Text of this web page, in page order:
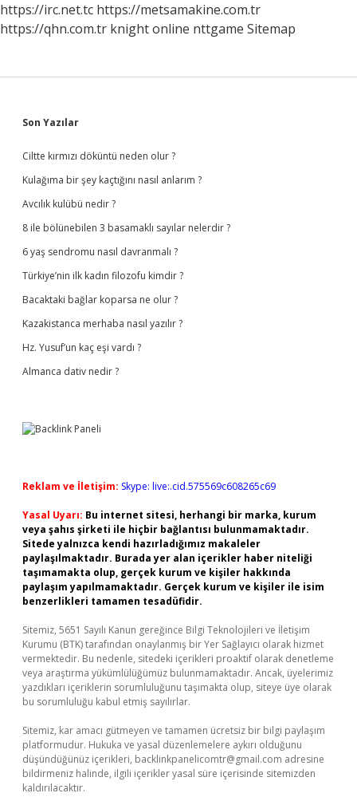
https://irc.net.tc https://metsamakine.com.tr
https://qhn.com.tr knight online nttgame Sitemap
Sidebar
Son Yazılar
Ciltte kırmızı döküntü neden olur ?
Kulağıma bir şey kaçtığını nasıl anlarım ?
Avcılık kulübü nedir ?
8 ile bölünebilen 3 basamaklı sayılar nelerdir ?
6 yaş sendromu nasıl davranmalı ?
Türkiye’nin ilk kadın filozofu kimdir ?
Bacaktaki bağlar koparsa ne olur ?
Kazakistanca merhaba nasıl yazılır ?
Hz. Yusuf’un kaç eşi vardı ?
Almanca dativ nedir ?
Reklam ve İletişim: Skype: live:.cid.575569c608265c69
Yasal Uyarı: Bu internet sitesi, herhangi bir marka, kurum
veya şahıs şirketi ile hiçbir bağlantısı bulunmamaktadır.
Sitede yalnızca kendi hazırladığımız makaleler
paylaşılmaktadır. Burada yer alan içerikler haber niteliği
taşımamakta olup, gerçek kurum ve kişiler hakkında
paylaşım yapılmamaktadır. Gerçek kurum ve kişiler ile isim
benzerlikleri tamamen tesadüfidir.
Sitemiz, 5651 Sayılı Kanun gereğince Bilgi Teknolojileri ve İletişim
Kurumu (BTK) tarafından onaylanmış bir Yer Sağlayıcı olarak hizmet
vermektedir. Bu nedenle, sitedeki içerikleri proaktif olarak denetleme
veya araştırma yükümlülüğümüz bulunmamaktadır. Ancak, üyelerimiz
yazdıkları içeriklerin sorumluluğunu taşımakta olup, siteye üye olarak
bu sorumluluğu kabul etmiş sayılırlar.
Sitemiz, kar amacı gütmeyen ve tamamen ücretsiz bir bilgi paylaşım
platformudur. Hukuka ve yasal düzenlemelere aykırı olduğunu
düşündüğünüz içerikleri, backlinkpanelicomtr@gmail.com adresine
bildirmeniz halinde, ilgili içerikler yasal süre içerisinde sitemizden
kaldırılacaktır.